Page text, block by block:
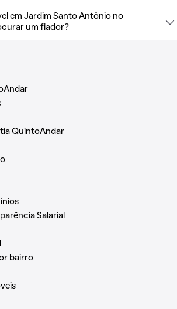
em Jardim Santo Antônio no
um fiador?
QuintoAndar
Salarial
bairro